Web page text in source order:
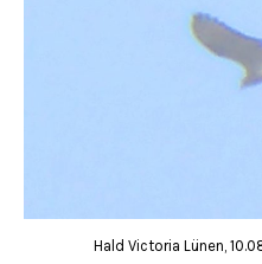
Hald Victoria Lünen,